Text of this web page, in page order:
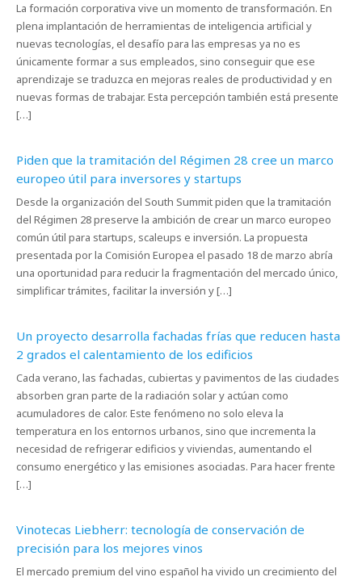
La formación corporativa vive un momento de transformación. En
plena implantación de herramientas de inteligencia artificial y
nuevas tecnologías, el desafío para las empresas ya no es
únicamente formar a sus empleados, sino conseguir que ese
aprendizaje se traduzca en mejoras reales de productividad y en
nuevas formas de trabajar. Esta percepción también está presente
[…]
Piden que la tramitación del Régimen 28 cree un marco
europeo útil para inversores y startups
Desde la organización del South Summit piden que la tramitación
del Régimen 28 preserve la ambición de crear un marco europeo
común útil para startups, scaleups e inversión. La propuesta
presentada por la Comisión Europea el pasado 18 de marzo abría
una oportunidad para reducir la fragmentación del mercado único,
simplificar trámites, facilitar la inversión y […]
Un proyecto desarrolla fachadas frías que reducen hasta
2 grados el calentamiento de los edificios
Cada verano, las fachadas, cubiertas y pavimentos de las ciudades
absorben gran parte de la radiación solar y actúan como
acumuladores de calor. Este fenómeno no solo eleva la
temperatura en los entornos urbanos, sino que incrementa la
necesidad de refrigerar edificios y viviendas, aumentando el
consumo energético y las emisiones asociadas. Para hacer frente
[…]
Vinotecas Liebherr: tecnología de conservación de
precisión para los mejores vinos
El mercado premium del vino español ha vivido un crecimiento del